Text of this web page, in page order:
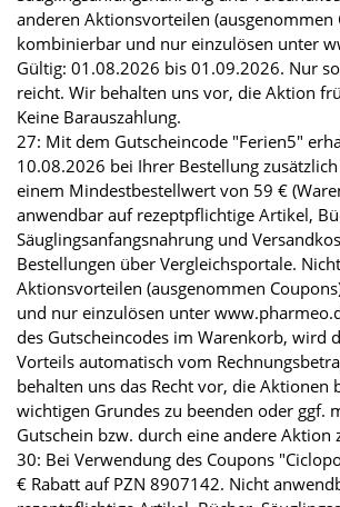
anderen Aktionsvorteilen (ausgenommen
kombinierbar und nur einzulösen unter
Gültig: 01.08.2026 bis 01.09.2026. Nur
reicht. Wir behalten uns vor, die Aktion
Keine Barauszahlung.
27: Mit dem Gutscheincode "Ferien5"
10.08.2026 bei Ihrer Bestellung
einem Mindestbestellwert von 59 €
anwendbar auf rezeptpflichtige Artikel,
Säuglingsanfangsnahrung und
Bestellungen über Vergleichsportale.
Aktionsvorteilen (ausgenommen
und nur einzulösen unter
des Gutscheincodes im Warenkorb, wird
Vorteils automatisch vom
behalten uns das Recht vor, die Aktionen
wichtigen Grundes zu beenden oder ggf.
Gutschein bzw. durch eine andere Aktion
30: Bei Verwendung des Coupons
€ Rabatt auf PZN 8907142. Nicht